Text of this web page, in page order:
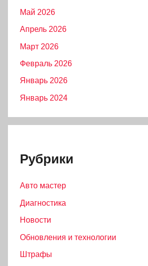
Май 2026
Апрель 2026
Март 2026
Февраль 2026
Январь 2026
Январь 2024
Рубрики
Авто мастер
Диагностика
Новости
Обновления и технологии
Штрафы